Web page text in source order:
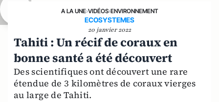
A LA UNE›VIDÉOS›ENVIRONNEMENT
ECOSYSTEMES
20 janvier 2022
Tahiti : Un récif de coraux en
bonne santé a été découvert
Des scientifiques ont découvert une rare
étendue de 3 kilomètres de coraux vierges
au large de Tahiti.